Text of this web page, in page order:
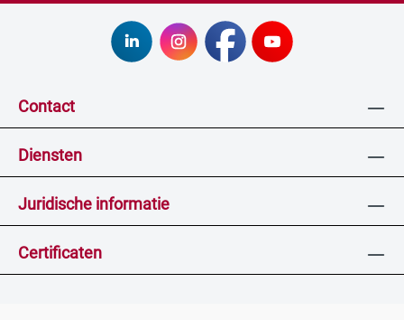
Contact
Diensten
Juridische informatie
Certificaten